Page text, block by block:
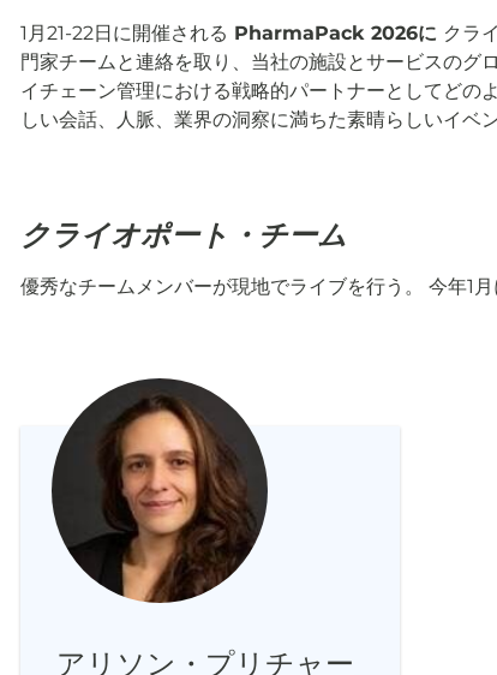
1月21-22日に開催される PharmaPack 2026に クラ
門家チームと連絡を取り、当社の施設とサービスのグ
イチェーン管理における戦略的パートナーとしてどの
しい会話、人脈、業界の洞察に満ちた素晴らしいイベ
クライオポート・チーム
優秀なチームメンバーが現地でライブを行う。 今年1
アリソン・プリチャー